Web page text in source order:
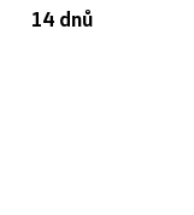
14 dnů